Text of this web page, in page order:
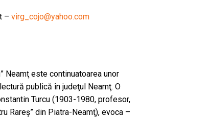
– virg_cojo@yahoo.com
Neamţ este continuatoarea unor
publică în judeţul Neamţ. O
Turcu (1903-1980, profesor,
Rareş” din Piatra-Neamţ), evoca –